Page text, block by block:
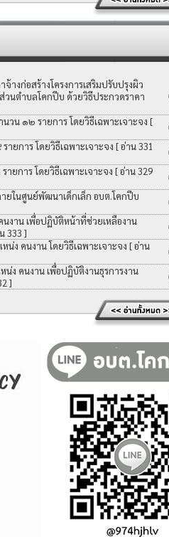
างก่อสร้างโครงการเสริมปรับปรุงผิว
นตำบลโคกปีบ ด้วยวิธีประกวดราคา
วน ๑๒ รายการ โดยวิธีเฉพาะเจาะจง [
ยการ โดยวิธีเฉพาะเจาะจง [ อ่าน 331
ยการ โดยวิธีเฉพาะเจาะจง [ อ่าน 329
ยในศูนย์พัฒนาเด็กเล็ก อบต.โคกปีบ
นงาน เพื่อปฏิบัติหน้าที่ช่วยเหลืองาน
333 ]
ง คนงาน โดยวิธีเฉพาะเจาะจง [ อ่าน
ง คนงาน เพื่อปฏิบัติงานธุรการงาน
]